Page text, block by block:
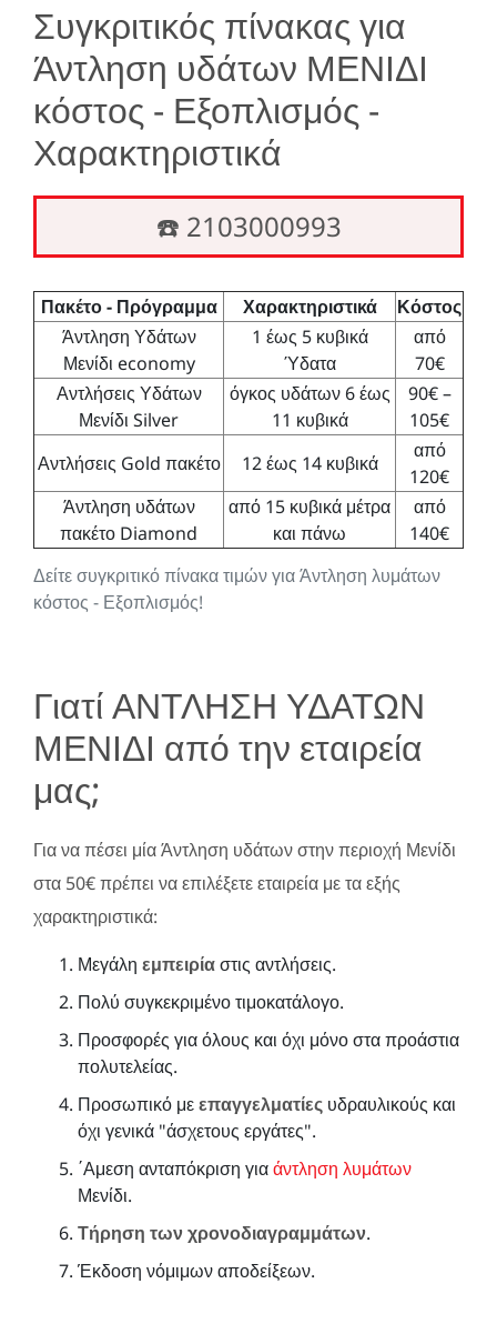
Συγκριτικός πίνακας για
Άντληση υδάτων ΜΕΝΙΔΙ
κόστος - Εξοπλισμός -
Χαρακτηριστικά
☎️ 2103000993
Δείτε συγκριτικό πίνακα τιμών για Άντληση λυμάτων
κόστος - Εξοπλισμός!
Πακέτο - Πρόγραμμα Χαρακτηριστικά
Κόστος
Άντληση Υδάτων
Μενίδι economy
1 έως 5 κυβικά
Ύδατα
από
70€
Αντλήσεις Υδάτων
Μενίδι Silver
όγκος υδάτων 6 έως
11 κυβικά
90€ –
105€
Αντλήσεις Gold πακέτο
12 έως 14 κυβικά
από
120€
Άντληση υδάτων
πακέτο Diamond
από 15 κυβικά μέτρα
και πάνω
από
140€
Γιατί ΑΝΤΛΗΣΗ ΥΔΑΤΩΝ
ΜΕΝΙΔΙ από την εταιρεία
μας;
Για να πέσει μία Άντληση υδάτων στην περιοχή Μενίδι
στα 50€ πρέπει να επιλέξετε εταιρεία με τα εξής
χαρακτηριστικά:
Μεγάλη εμπειρίαστις αντλήσεις.
Πολύ συγκεκριμένο τιμοκατάλογο.
Προσφορές για όλους και όχι μόνο στα προάστια
πολυτελείας.
Προσωπικό μεεπαγγελματίες υδραυλικούς και
όχι γενικά "άσχετους εργάτες".
΄Αμεση ανταπόκριση γιαάντληση λυμάτων
Μενίδι.
Τήρηση των χρονοδιαγραμμάτων.
Έκδοση νόμιμων αποδείξεων.